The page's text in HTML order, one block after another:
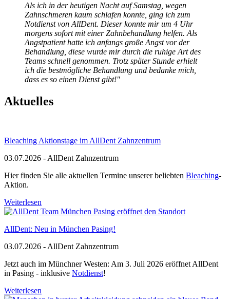
Als ich in der heutigen Nacht auf Samstag, wegen
Zahnschmeren kaum schlafen konnte, ging ich zum
Notdienst von AllDent. Dieser konnte mir um 4 Uhr
morgens sofort mit einer Zahnbehandlung helfen. Als
Angstpatient hatte ich anfangs große Angst vor der
Behandlung, diese wurde mir durch die ruhige Art des
Teams schnell genommen. Trotz später Stunde erhielt
ich die bestmögliche Behandlung und bedanke mich,
dass es so einen Dienst gibt!"
Aktuelles
Bleaching Aktionstage im AllDent Zahnzentrum
03.07.2026 - AllDent Zahnzentrum
Hier finden Sie alle aktuellen Termine unserer beliebten Bleaching-
Aktion.
Weiterlesen
AllDent: Neu in München Pasing!
03.07.2026 - AllDent Zahnzentrum
Jetzt auch im Münchner Westen: Am 3. Juli 2026 eröffnet AllDent
in Pasing - inklusive Notdienst!
Weiterlesen